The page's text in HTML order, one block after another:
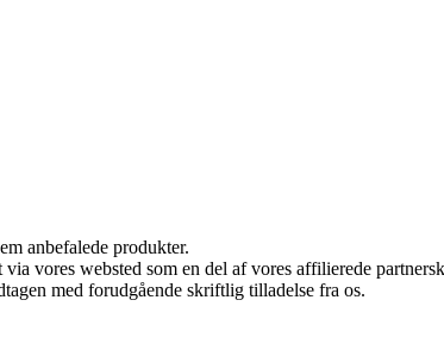
anbefalede produkter.
vores websted som en del af vores affilierede
med forudgående skriftlig tilladelse fra os.